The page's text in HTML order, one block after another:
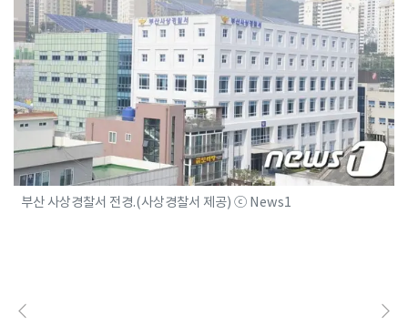
부산 사상경찰서 전경.(사상경찰서 제공) ⓒ News1